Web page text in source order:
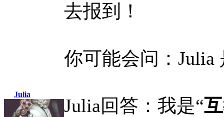
Julia
去报到！
你可能会问：Julia
Julia回答：我是“